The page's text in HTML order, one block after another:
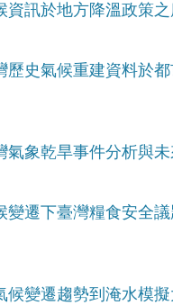
訊於地方降溫政策
史氣候重建資料於
象乾旱事件分析與
遷下臺灣糧食安全
變遷趨勢到淹水模